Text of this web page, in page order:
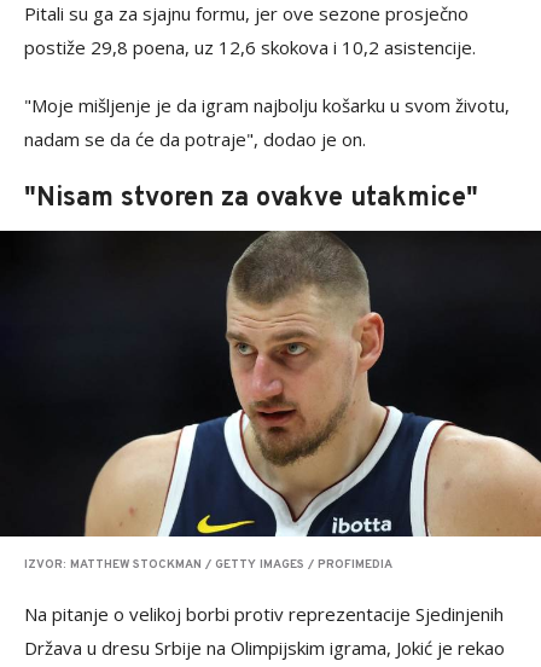
Pitali su ga za sjajnu formu, jer ove sezone prosječno
postiže 29,8 poena, uz 12,6 skokova i 10,2 asistencije.
"Moje mišljenje je da igram najbolju košarku u svom životu,
nadam se da će da potraje", dodao je on.
"Nisam stvoren za ovakve utakmice"
IZVOR: MATTHEW STOCKMAN / GETTY IMAGES / PROFIMEDIA
Na pitanje o velikoj borbi protiv reprezentacije Sjedinjenih
Država u dresu Srbije na Olimpijskim igrama, Jokić je rekao